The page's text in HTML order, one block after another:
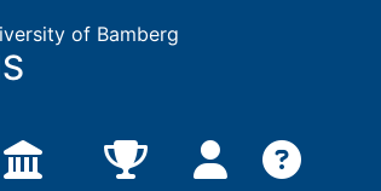
of Bamberg